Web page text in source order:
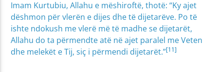
Imam Kurtubiu, Allahu e mëshiroftë, thotë: “Ky ajet
dëshmon për vlerën e dijes dhe të dijetarëve. Po të
ishte ndokush me vlerë më të madhe se dijetarët,
Allahu do ta përmendte atë në ajet paralel me Veten
dhe melekët e Tij, siç i përmendi dijetarët.”[11]